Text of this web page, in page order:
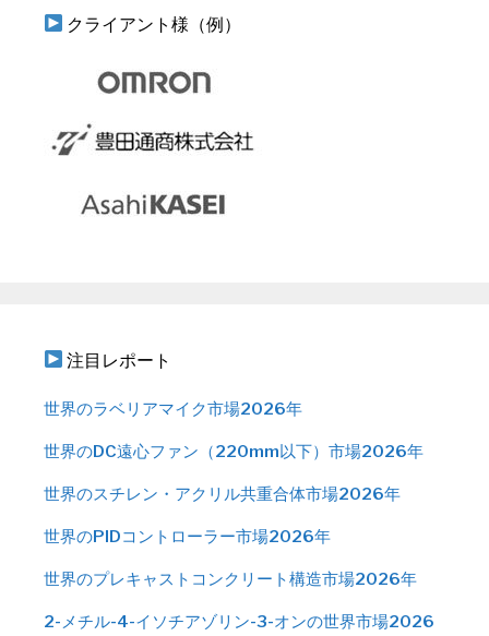
クライアント様（例）
注目レポート
世界のラベリアマイク市場2026年
世界のDC遠心ファン（220mm以下）市場2026年
世界のスチレン・アクリル共重合体市場2026年
世界のPIDコントローラー市場2026年
世界のプレキャストコンクリート構造市場2026年
2-メチル-4-イソチアゾリン-3-オンの世界市場2026